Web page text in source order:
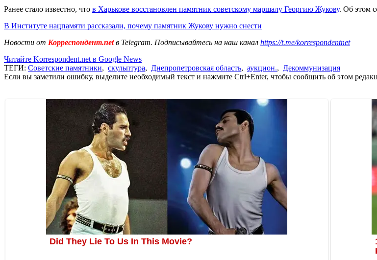
Ранее стало известно, что в Харькове восстановлен памятник советскому маршалу Георгию Жукову. Об этом
В Институте нацпамяти рассказали, почему памятник Жукову нужно снести
Новости от Корреспондент.netв Telegram. Подписывайтесь на наш канал https://t.me/korrespondentnet
Читайте Korrespondent.net в Google News
ТЕГИ: Советские памятники, скульптура, Днепропетровская область, аукцион., Декоммунизация
Если вы заметили ошибку, выделите необходимый текст и нажмите Ctrl+Enter, чтобы сообщить об этом